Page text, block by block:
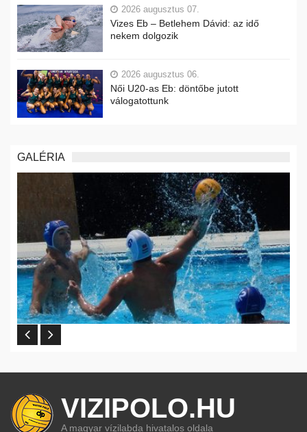
2026 augusztus 07.
Vizes Eb – Betlehem Dávid: az idő
nekem dolgozik
2026 augusztus 06.
Női U20-as Eb: döntőbe jutott
válogatottunk
GALÉRIA
VIZIPOLO.HU
A magyar vízilabda hivatalos oldala